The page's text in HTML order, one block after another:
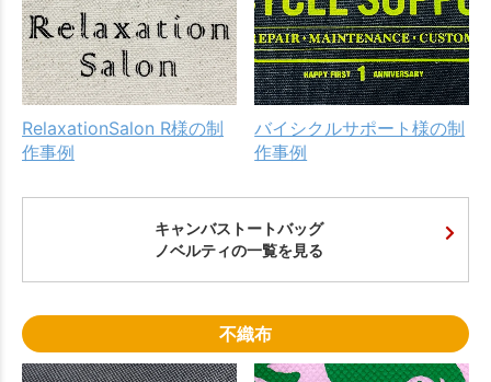
RelaxationSalon R様の制
作事例
バイシクルサポート様の制
作事例
キャンバストートバッグ
ノベルティの一覧を見る
不織布